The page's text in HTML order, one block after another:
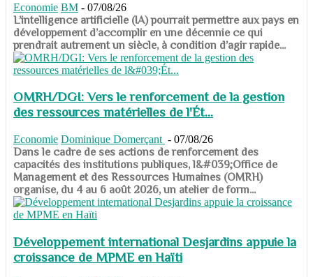
Economie BM - 07/08/26
​​​​​​​L’intelligence artificielle (IA) pourrait permettre aux pays en
développement d’accomplir en une décennie ce qui
prendrait autrement un siècle, à condition d’agir rapide...
OMRH/DGI: Vers le renforcement de la gestion
des ressources matérielles de l'Ét...
Economie Dominique Domerçant - 07/08/26
Dans le cadre de ses actions de renforcement des
capacités des institutions publiques, l&#039;Office de
Management et des Ressources Humaines (OMRH)
organise, du 4 au 6 août 2026, un atelier de form...
Développement international Desjardins appuie la
croissance de MPME en Haïti